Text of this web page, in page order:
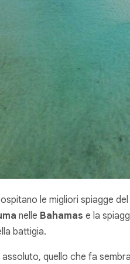
le migliori spiagge
nelle Bahamas e la
battigia.
quello che fa